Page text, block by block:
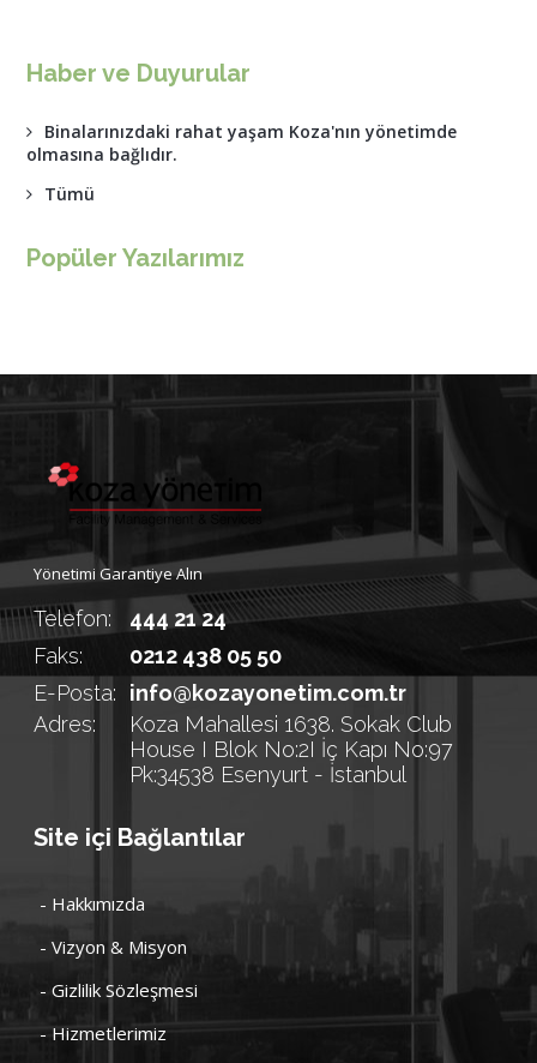
Haber ve Duyurular
Binalarınızdaki rahat yaşam Koza'nın yönetimde
olmasına bağlıdır.
Tümü
Popüler Yazılarımız
Yönetimi Garantiye Alın
Telefon:
444 21 24
Faks:
0212 438 05 50
E-Posta:
info@kozayonetim.com.tr
Adres:
Koza Mahallesi 1638. Sokak Club
House I Blok No:2I İç Kapı No:97
Pk:34538 Esenyurt - İstanbul
Site içi Bağlantılar
- Hakkımızda
- Vizyon & Misyon
- Gizlilik Sözleşmesi
- Hizmetlerimiz